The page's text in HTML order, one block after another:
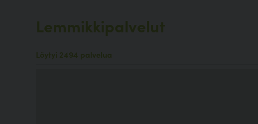
Lemmikkipalvelut
Löytyi 2494 palvelua